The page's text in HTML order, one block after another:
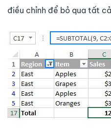
điều chỉnh để bỏ qua tất